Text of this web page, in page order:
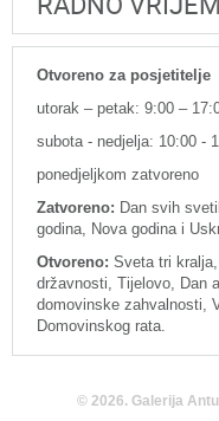
Otvoreno za posjetitelje
utorak – petak: 9:00 –
subota - nedjelja: 10:00 -
ponedjeljkom zatvoreno
Zatvoreno: Dan svih
godina, Nova godina i
Otvoreno: Sveta tri
državnosti, Tijelovo, Dan
domovinske zahvalnosti,
Domovinskog rata.
© 2026. Galerija